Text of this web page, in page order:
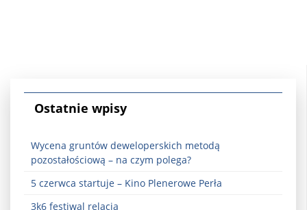
Ostatnie wpisy
Wycena gruntów deweloperskich metodą
pozostałościową – na czym polega?
5 czerwca startuje – Kino Plenerowe Perła
3k6 festiwal relacja